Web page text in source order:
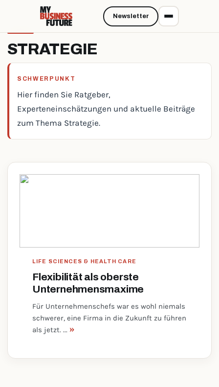
STRATEGIE
SCHWERPUNKT
Hier finden Sie Ratgeber,
Experteneinschätzungen und aktuelle Beiträge
zum Thema Strategie.
LIFE SCIENCES & HEALTH CARE
Flexibilität als oberste
Unternehmensmaxime
Für Unternehmenschefs war es wohl niemals
schwerer, eine Firma in die Zukunft zu führen
als jetzt. ... »
Newsletter